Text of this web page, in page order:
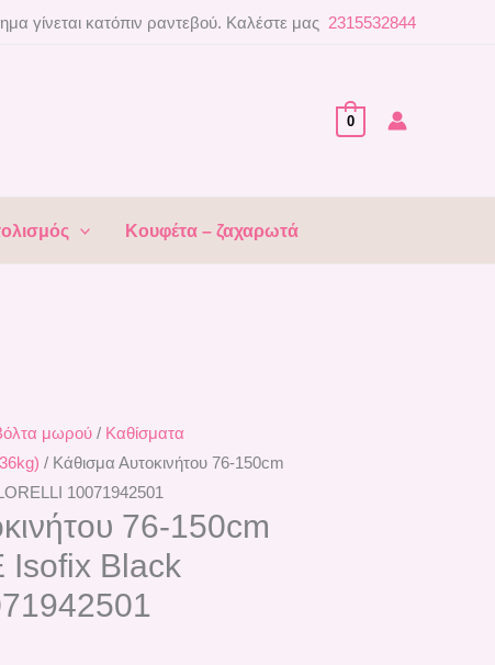
γίνεται κατόπιν ραντεβού. Καλέστε μας 2315532844
0
Κουφέτα – ζαχαρωτά
μωρού / Καθίσματα
/ Kάθισμα Αυτοκινήτου 76-150cm
10071942501
76-150cm
Isofix Black